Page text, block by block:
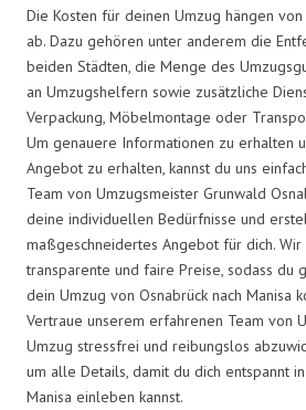
Die Kosten für deinen Umzug hängen
ab. Dazu gehören unter anderem die
beiden Städten, die Menge des
an Umzugshelfern sowie zusätzliche
Verpackung, Möbelmontage oder
Um genauere Informationen zu erhalten
Angebot zu erhalten, kannst du uns
Team von Umzugsmeister Grunwald
deine individuellen Bedürfnisse und
maßgeschneidertes Angebot für dich.
transparente und faire Preise, sodass du
dein Umzug von Osnabrück nach Manisa
Vertraue unserem erfahrenen Team von
Umzug stressfrei und reibungslos
um alle Details, damit du dich entspannt
Manisa einleben kannst.